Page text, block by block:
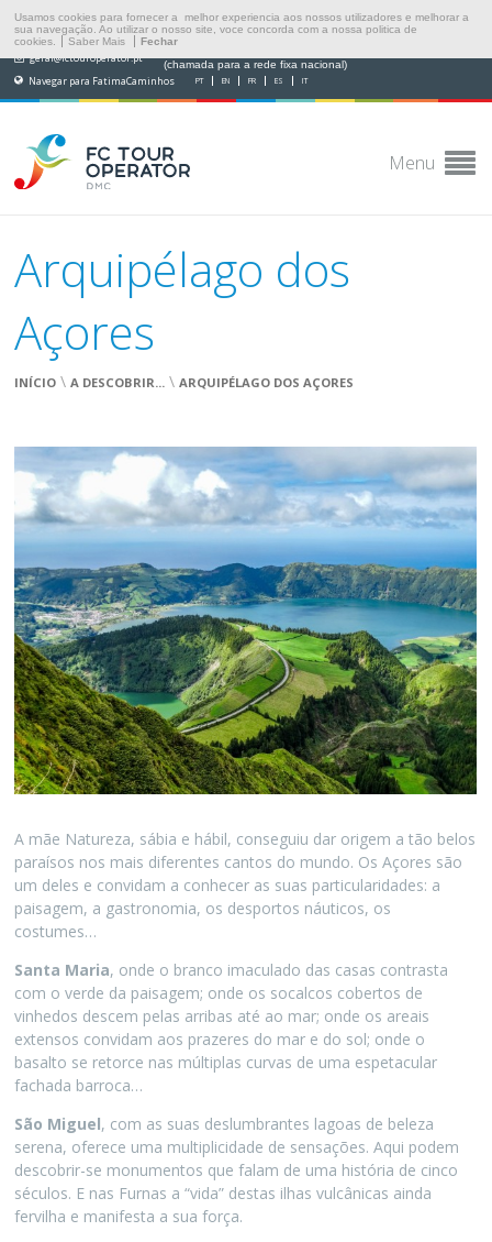
Usamos cookies para fornecer a melhor experiencia aos nossos utilizadores e melhorar a
sua navegação. Ao utilizar o nosso site, voce concorda com a nossa politica de
cookies.
Saber Mais Fechar
geral@fctouroperator.pt (chamada para a rede fixa nacional)
Navegar para FatimaCaminhos PT EN FR ES IT
Menu
Arquipélago dos
Açores
INÍCIO \ A DESCOBRIR... \ ARQUIPÉLAGO DOS AÇORES
A mãe Natureza, sábia e hábil, conseguiu dar origem a tão belos
paraísos nos mais diferentes cantos do mundo. Os Açores são
um deles e convidam a conhecer as suas particularidades: a
paisagem, a gastronomia, os desportos náuticos, os
costumes…
Santa Maria, onde o branco imaculado das casas contrasta
com o verde da paisagem; onde os socalcos cobertos de
vinhedos descem pelas arribas até ao mar; onde os areais
extensos convidam aos prazeres do mar e do sol; onde o
basalto se retorce nas múltiplas curvas de uma espetacular
fachada barroca…
São Miguel, com as suas deslumbrantes lagoas de beleza
serena, oferece uma multiplicidade de sensações. Aqui podem
descobrir-se monumentos que falam de uma história de cinco
séculos. E nas Furnas a “vida” destas ilhas vulcânicas ainda
fervilha e manifesta a sua força.